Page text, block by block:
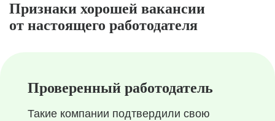
Признаки хорошей вакансии
от настоящего работодателя
Проверенный работодатель
Такие компании подтвердили свою